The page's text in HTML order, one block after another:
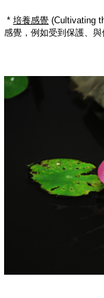
*培養感覺 (Cultivating
感覺，例如受到保護、